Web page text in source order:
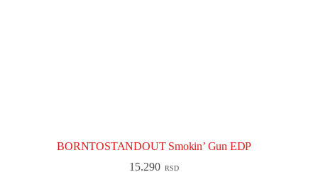
BORNTOSTANDOUT Smokin’ Gun EDP
15.290 RSD